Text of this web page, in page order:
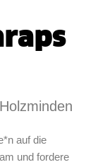
auf die
und fordere